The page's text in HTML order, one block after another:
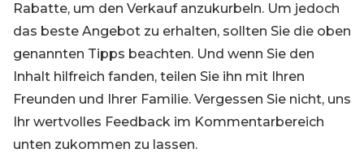
Rabatte, um den Verkauf anzukurbeln. Um jedoch
das beste Angebot zu erhalten, sollten Sie die oben
genannten Tipps beachten. Und wenn Sie den
Inhalt hilfreich fanden, teilen Sie ihn mit Ihren
Freunden und Ihrer Familie. Vergessen Sie nicht, uns
Ihr wertvolles Feedback im Kommentarbereich
unten zukommen zu lassen.